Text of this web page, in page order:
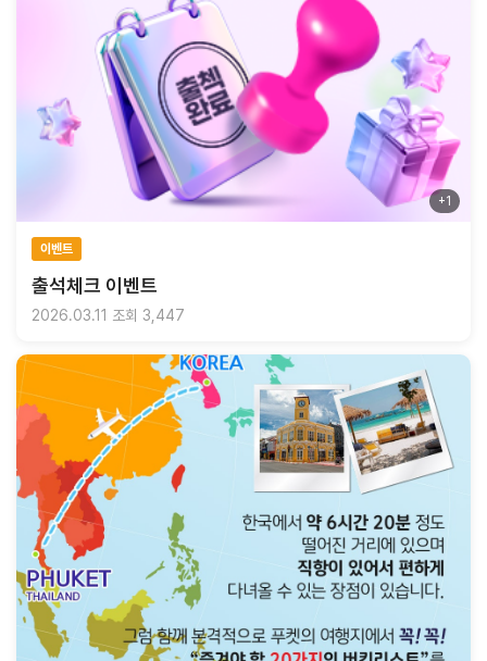
+1
이벤트
출석체크 이벤트
2026.03.11 조회 3,447